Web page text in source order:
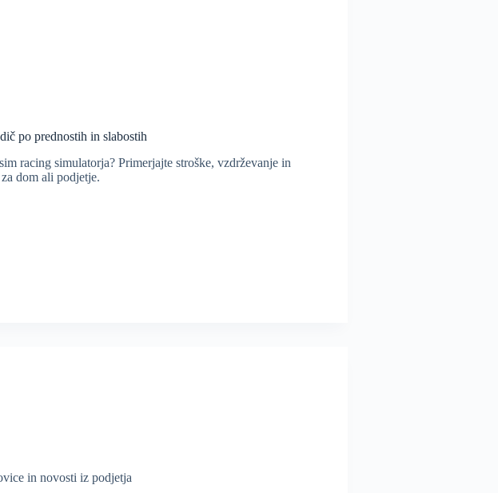
po prednostih in slabostih
racing simulatorja? Primerjajte stroške, vzdrževanje in
dom ali podjetje.
in novosti iz podjetja